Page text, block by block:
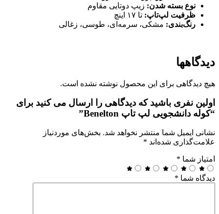
نوع بسته شدن: زیپ دوتایی مقاوم
ظرفیت لپ‌تاپ: تا ۱۷ اینچ
رنگ‌بندی: مشکی، سرمه‌ای، طوسی، زغالی
دیدگاهها
هیچ دیدگاهی برای این محصول نوشته نشده است.
اولین نفری باشید که دیدگاهی را ارسال می کنید برای
“کوله‌ دانشجویی لپ‌ تاپ Benelton”
نشانی ایمیل شما منتشر نخواهد شد. بخش‌های موردنیاز
علامت‌گذاری شده‌اند *
امتیاز شما *
دیدگاه شما *